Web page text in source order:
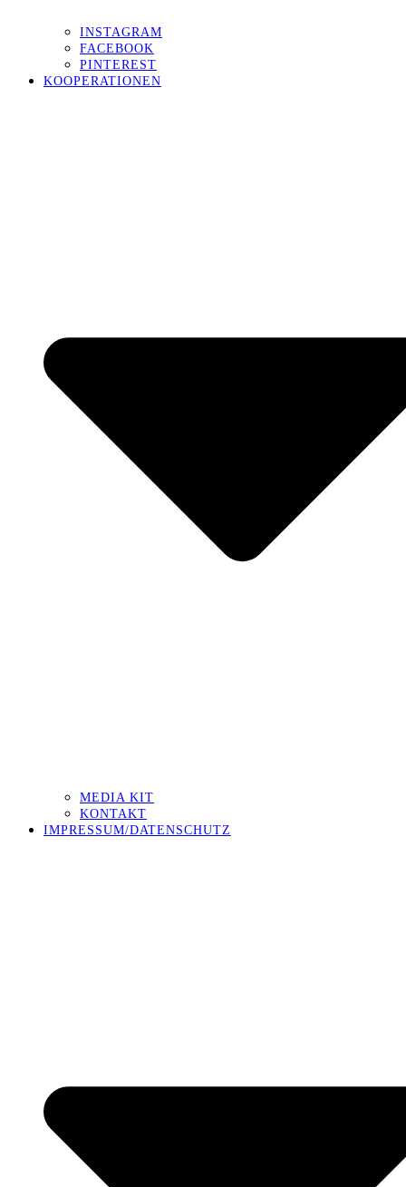
INSTAGRAM
FACEBOOK
PINTEREST
KOOPERATIONEN
MEDIA KIT
KONTAKT
IMPRESSUM/DATENSCHUTZ